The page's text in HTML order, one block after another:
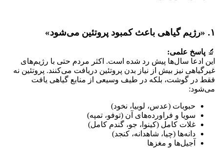
۱. «رژیم گیاهی باعث کمبود پروتئین می‌شود»
🔬 پاسخ علمی:
این ادعا سال‌ها پیش رد شده است. اکثر مردم حتی با رژیم‌های
غیرگیاهی نیز بیش از نیاز بدن پروتئین دریافت می‌کنند. پروتئین نه
فقط در گوشت، بلکه در طیف وسیعی از منابع گیاهی یافت
می‌شود:
حبوبات (عدس، لوبیا، نخود)
سویا و فراورده‌های آن (توفو، تمپه)
غلات کامل (کینوا، جو، گندم کامل)
دانه‌ها (چیا، شاهدانه، کنجد)
آجیل‌ها و مغزها